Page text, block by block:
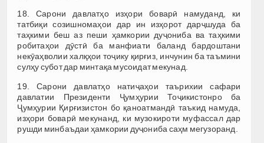
18. Сарони давлатҳо изҳори боварӣ намуданд, ки
татбиқи созишномаҳои дар ин изҳорот дарҷшуда ба
таҳкими беш аз пеши ҳамкории дуҷониба ва таҳкими
робитаҳои дӯстӣ ба манфиати баланд бардоштани
некӯаҳволии халқҳои тоҷику қирғиз, инчунин ба таъмини
сулҳу субот дар минтақа мусоидат мекунад.
19. Сарони давлатҳо натиҷаҳои таърихии сафари
давлатии Президенти Ҷумҳурии Тоҷикистонро ба
Ҷумҳурии Қирғизистон бо қаноатмандӣ таъкид намуда,
изҳори боварӣ мекунанд, ки музокироти муфассал дар
рушди минбаъдаи ҳамкории дуҷониба саҳм мегузоранд.